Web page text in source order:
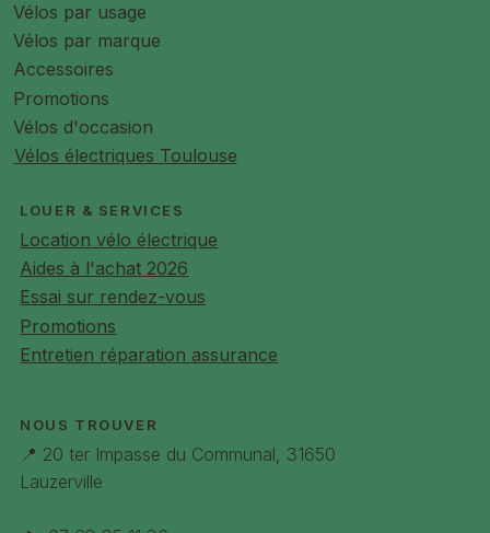
Vélos par usage
Vélos par marque
Accessoires
Promotions
Vélos d'occasion
Vélos électriques Toulouse
LOUER & SERVICES
Location vélo électrique
Aides à l'achat 2026
Essai sur rendez-vous
Promotions
Entretien réparation assurance
NOUS TROUVER
📍 20 ter Impasse du Communal, 31650
Lauzerville